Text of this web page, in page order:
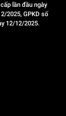
lần đầu ngày
2025, GPKD số
12/12/2025.